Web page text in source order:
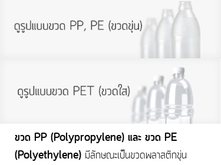
ขวด PP (Polypropylene) และ ขวด PE
(Polyethylene) มีลักษณะเป็นขวดพลาสติกขุ่น